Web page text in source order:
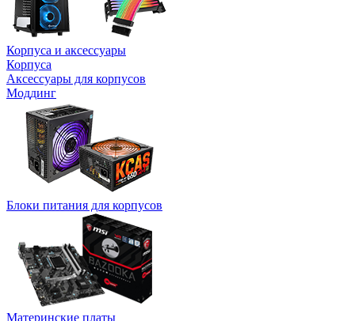
Корпуса и аксессуары
Корпуса
Аксессуары для корпусов
Моддинг
Блоки питания для корпусов
Материнские платы